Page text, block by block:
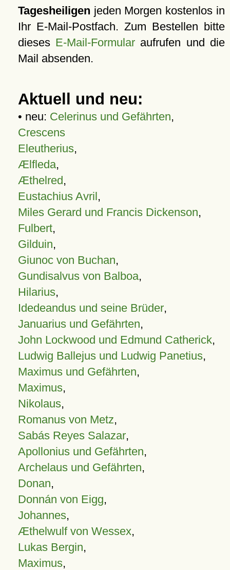
Tagesheiligen jeden Morgen kostenlos in
Ihr E-Mail-Postfach. Zum Bestellen bitte
dieses E-Mail-Formular aufrufen und die
Mail absenden.
Aktuell und neu:
• neu: Celerinus und Gefährten,
Crescens
Eleutherius,
Ælfleda,
Æthelred,
Eustachius Avril,
Miles Gerard und Francis Dickenson,
Fulbert,
Gilduin,
Giunoc von Buchan,
Gundisalvus von Balboa,
Hilarius,
Idedeandus und seine Brüder,
Januarius und Gefährten,
John Lockwood und Edmund Catherick,
Ludwig Ballejus und Ludwig Panetius,
Maximus und Gefährten,
Maximus,
Nikolaus,
Romanus von Metz,
Sabás Reyes Salazar,
Apollonius und Gefährten,
Archelaus und Gefährten,
Donan,
Donnán von Eigg,
Johannes,
Æthelwulf von Wessex,
Lukas Bergin,
Maximus,